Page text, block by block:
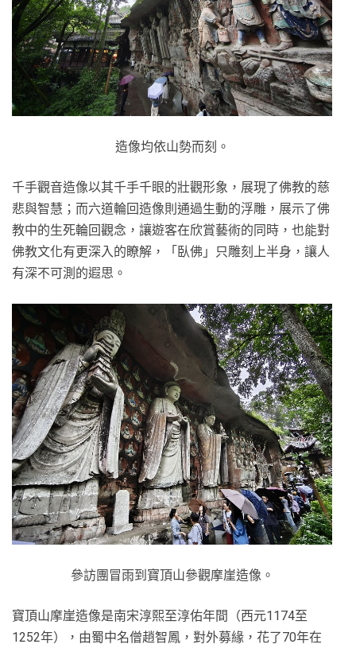
造像均依山勢而刻。
千手觀音造像以其千手千眼的壯觀形象，展現了佛教的慈
悲與智慧；而六道輪回造像則通過生動的浮雕，展示了佛
教中的生死輪回觀念，讓遊客在欣賞藝術的同時，也能對
佛教文化有更深入的瞭解，「臥佛」只雕刻上半身，讓人
有深不可測的遐思。
參訪團冒雨到寶頂山參觀摩崖造像。
寶頂山摩崖造像是南宋淳熙至淳佑年間（西元1174至
1252年），由蜀中名僧趙智鳳，對外募緣，花了70年在